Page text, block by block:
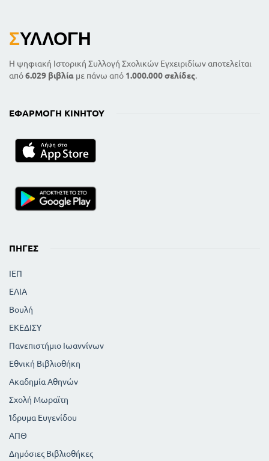
ΣΥΛΛΟΓΉ
Η ψηφιακή Ιστορική Συλλογή Σχολικών Εγχειριδίων αποτελείται
από6.029 βιβλία με πάνω από 1.000.000 σελίδες.
ΕΦΑΡΜΟΓΉ ΚΙΝΗΤΟΎ
ΠΗΓΈΣ
ΙΕΠ
ΕΛΙΑ
Βουλή
ΕΚΕΔΙΣΥ
Πανεπιστήμιο Ιωαννίνων
Εθνική Βιβλιοθήκη
Ακαδημία Αθηνών
Σχολή Μωραϊτη
Ίδρυμα Ευγενίδου
ΑΠΘ
Δημόσιες Βιβλιοθήκες